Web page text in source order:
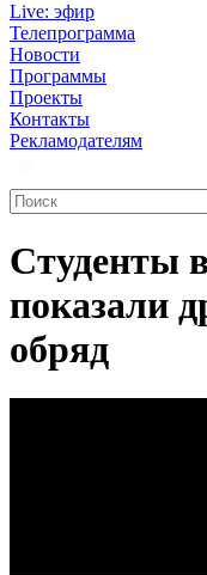
Live: эфир
Телепрограмма
Новости
Программы
Проекты
Контакты
Рекламодателям
Студенты
показали
обряд